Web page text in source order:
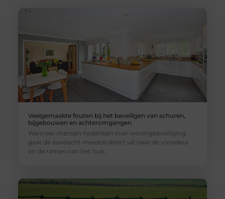
Veelgemaakte fouten bij het beveiligen van schuren,
bijgebouwen en achteromgangen
Wanneer mensen nadenken over woningbeveiliging,
gaat de aandacht meestal direct uit naar de voordeur
en de ramen van het huis.